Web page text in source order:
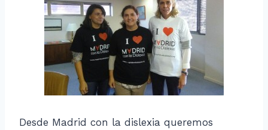
Desde Madrid con la dislexia queremos